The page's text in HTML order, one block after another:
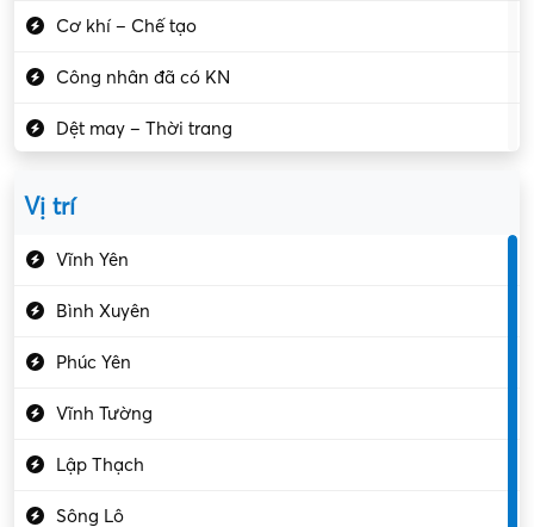
Cơ khí – Chế tạo
Công nhân đã có KN
Dệt may – Thời trang
Vị trí
Vĩnh Yên
Bình Xuyên
Phúc Yên
Vĩnh Tường
Lập Thạch
Sông Lô